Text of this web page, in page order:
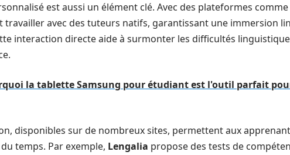
est aussi un élément clé. Avec des plateformes comme
travailler avec des tuteurs natifs, garantissant une immersion
interaction directe aide à surmonter les difficultés
la tablette Samsung pour étudiant est l'outil parfait
disponibles sur de nombreux sites, permettent aux
temps. Par exemple, Lengalia propose des tests de